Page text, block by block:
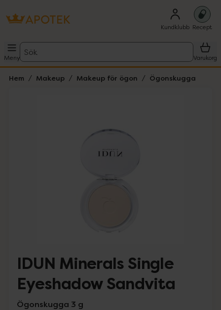
Kundklubb Recept
Meny
Sök
Varukorg
Hem Makeup Makeup för ögon Ögonskugga
IDUN Minerals Single
Eyeshadow Sandvita
Ögonskugga 3 g